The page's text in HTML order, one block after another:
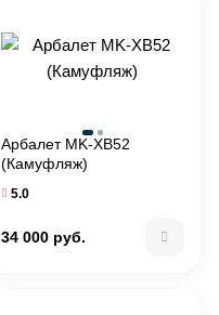
Арбалет MK-XB52
(Камуфляж)
5.0
34 000 руб.